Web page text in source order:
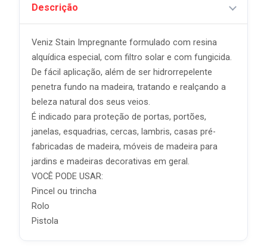
Descrição
Veniz Stain Impregnante formulado com resina
alquídica especial, com filtro solar e com fungicida.
De fácil aplicação, além de ser hidrorrepelente
penetra fundo na madeira, tratando e realçando a
beleza natural dos seus veios.
É indicado para proteção de portas, portões,
janelas, esquadrias, cercas, lambris, casas pré-
fabricadas de madeira, móveis de madeira para
jardins e madeiras decorativas em geral.
VOCÊ PODE USAR:
Pincel ou trincha
Rolo
Pistola